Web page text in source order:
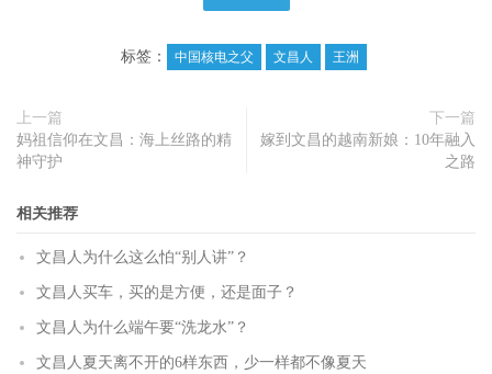
标签： 中国核电之父 文昌人 王洲
上一篇
妈祖信仰在文昌：海上丝路的精
神守护
下一篇
嫁到文昌的越南新娘：10年融入
之路
相关推荐
文昌人为什么这么怕“别人讲”？
文昌人买车，买的是方便，还是面子？
文昌人为什么端午要“洗龙水”？
文昌人夏天离不开的6样东西，少一样都不像夏天